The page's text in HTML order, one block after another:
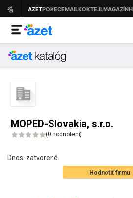
MOPED-Slovakia, s.r.o.
(0 hodnotení)
Dnes: zatvorené
Hodnotiť firmu